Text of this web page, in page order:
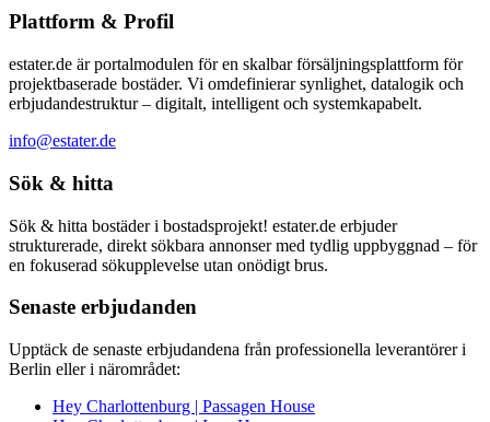
Plattform & Profil
estater.de är portalmodulen för en skalbar försäljningsplattform för
projektbaserade bostäder. Vi omdefinierar synlighet, datalogik och
erbjudandestruktur – digitalt, intelligent och systemkapabelt.
info@estater.de
Sök & hitta
Sök & hitta bostäder i bostadsprojekt! estater.de erbjuder
strukturerade, direkt sökbara annonser med tydlig uppbyggnad – för
en fokuserad sökupplevelse utan onödigt brus.
Senaste erbjudanden
Upptäck de senaste erbjudandena från professionella leverantörer i
Berlin eller i närområdet:
Hey Charlottenburg | Passagen House